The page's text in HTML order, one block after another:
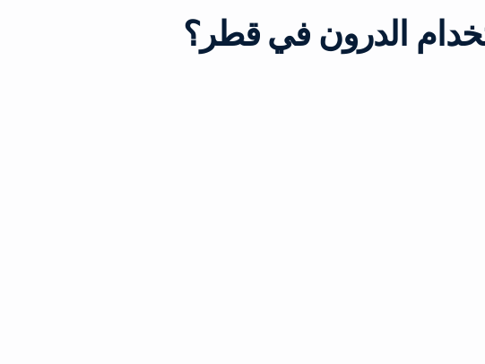
الدرون في قطر؟